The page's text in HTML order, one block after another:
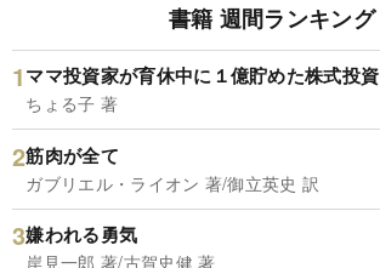
書籍 週間ランキング
ママ投資家が育休中に１億貯めた株式投資
ちょる子 著
筋肉が全て
ガブリエル・ライオン 著/御立英史 訳
嫌われる勇気
岸見一郎 著/古賀史健 著